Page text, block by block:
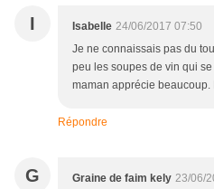
I Isabelle 24/06/2017 07:50
Je ne connaissais pas du
peu les soupes de vin qui
maman apprécie beaucoup.
Répondre
G Graine de faim kely 23/06/